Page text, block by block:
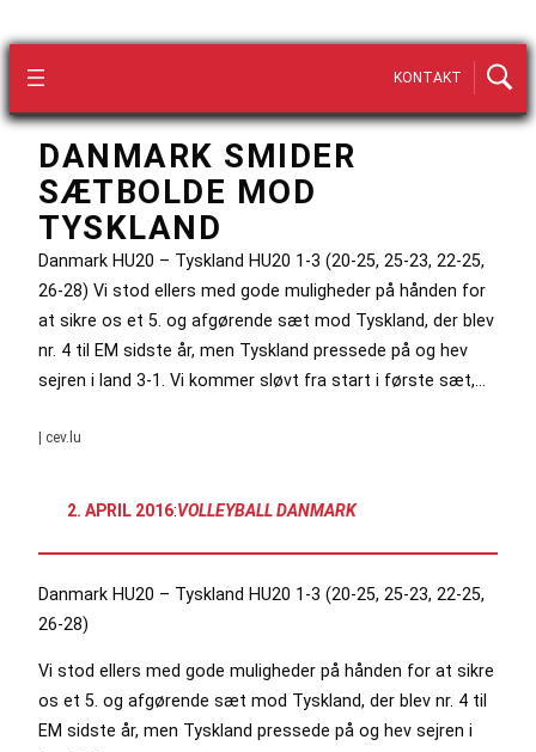
KONTAKT
DANMARK SMIDER
SÆTBOLDE MOD
TYSKLAND
Danmark HU20 – Tyskland HU20 1-3 (20-25, 25-23, 22-25,
26-28) Vi stod ellers med gode muligheder på hånden for
at sikre os et 5. og afgørende sæt mod Tyskland, der blev
nr. 4 til EM sidste år, men Tyskland pressede på og hev
sejren i land 3-1. Vi kommer sløvt fra start i første sæt,…
| cev.lu
2. APRIL 2016:VOLLEYBALL DANMARK
Danmark HU20 – Tyskland HU20 1-3 (20-25, 25-23, 22-25,
26-28)
Vi stod ellers med gode muligheder på hånden for at sikre
os et 5. og afgørende sæt mod Tyskland, der blev nr. 4 til
EM sidste år, men Tyskland pressede på og hev sejren i